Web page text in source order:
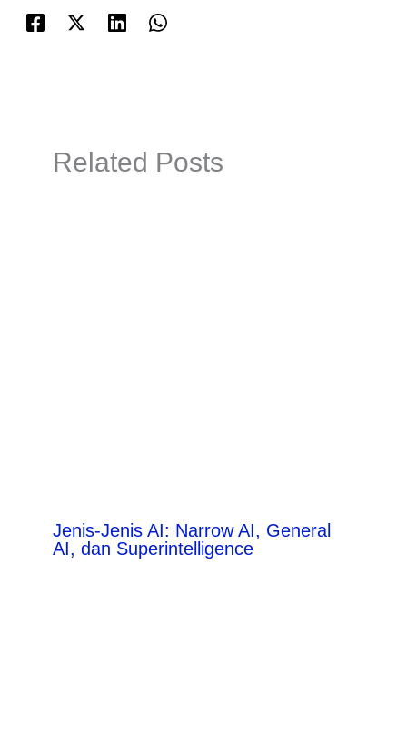
Related Posts
Jenis-Jenis AI: Narrow AI, General
AI, dan Superintelligence